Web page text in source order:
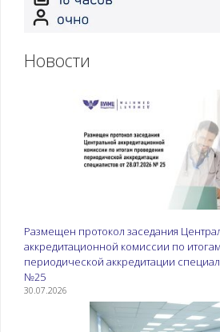
Новости
Размещен протокол заседания
аккредитационной комиссии по
периодической аккредитации
№25
30.07.2026